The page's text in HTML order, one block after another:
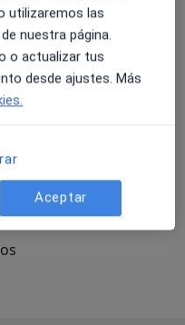
Cantos 28760
utilizaremos las
nuestra página.
o actualizar tus
desde ajustes. Más
Aceptar